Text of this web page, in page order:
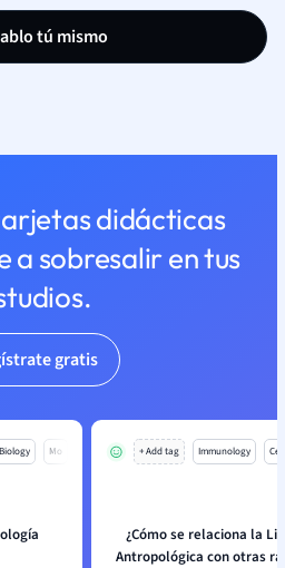
tú mismo
didácticas
a sobresalir en tus
gratis
Mo + Add tag Immunology
¿Cómo se relaciona la
Antropológica con otras